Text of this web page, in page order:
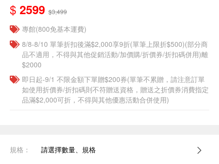
$ 2599 $3,499
專館(800免基本運費)
8/8-8/10 單筆折扣後滿$2,000享9折(單筆上限折$500)(部分商
品不適用，不得與其他促銷活動/加價購/折價券/折扣碼併用)離
$2000
即日起-9/1 不限金額下單贈$200券(單筆不累贈，請注意訂單
如使用折價券/折扣碼則不符贈送資格，贈送之折價券消費指定
品滿$2,000可折，不得與其他優惠活動合併使用)
規格： 請選擇數量、規格